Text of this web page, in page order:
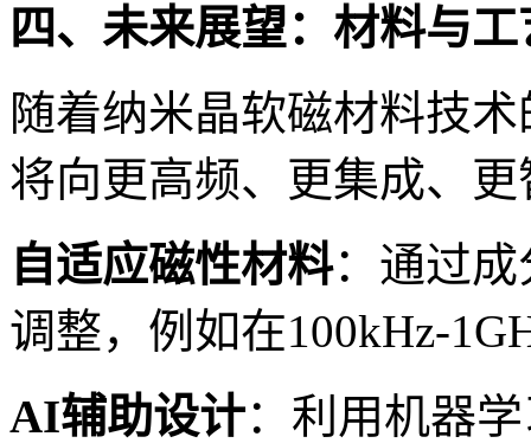
四、未来展望：材料与
随着纳米晶软磁材料技
将向更高频、更集成、
自适应磁性材料：通过
调整，例如在100kHz-
AI辅助设计：利用机器